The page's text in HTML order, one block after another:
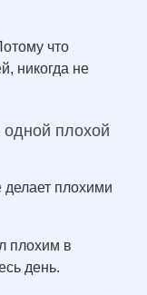
что
никогда не
одной плохой
плохими
плохим в
день.